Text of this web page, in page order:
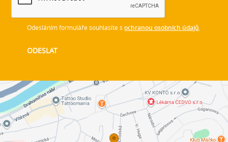
Odesláním formuláře souhlasíte sochranou osobních údajů